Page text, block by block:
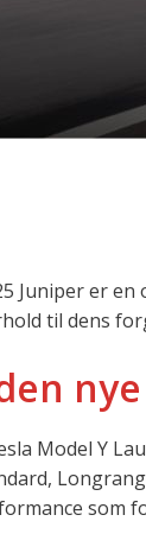
Juniper er
til dens
Model Y
som